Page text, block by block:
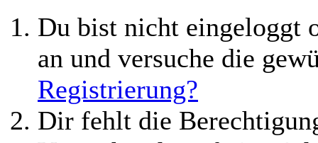
Du bist nicht eingeloggt
an und versuche die
Registrierung?
Dir fehlt die